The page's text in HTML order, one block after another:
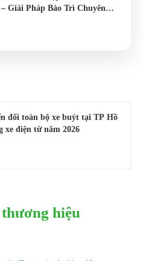
Giải Pháp Bảo Trì Chuyên
ở Quy Nhơn
đổi toàn bộ xe buýt tại TP Hồ
xe điện từ năm 2026
hiệu